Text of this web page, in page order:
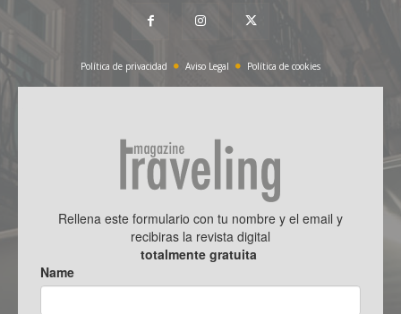
Política de privacidad Aviso Legal Política de cookies